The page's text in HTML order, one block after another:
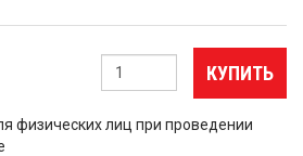
КУПИТЬ
физических лиц при проведении